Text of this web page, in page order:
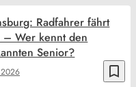
bookmark_border
Radfahrer fährt
– Wer kennt den
Senior?